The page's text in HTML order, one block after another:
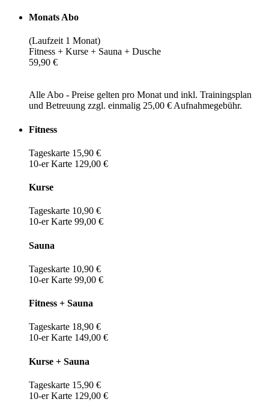
Monats Abo
(Laufzeit 1 Monat)
Fitness + Kurse + Sauna + Dusche
59,90 €
Alle Abo - Preise gelten pro Monat und inkl. Trainingsplan
und Betreuung zzgl. einmalig 25,00 € Aufnahmegebühr.
Fitness
Tageskarte 15,90 €
10-er Karte 129,00 €
Kurse
Tageskarte 10,90 €
10-er Karte 99,00 €
Sauna
Tageskarte 10,90 €
10-er Karte 99,00 €
Fitness + Sauna
Tageskarte 18,90 €
10-er Karte 149,00 €
Kurse + Sauna
Tageskarte 15,90 €
10-er Karte 129,00 €